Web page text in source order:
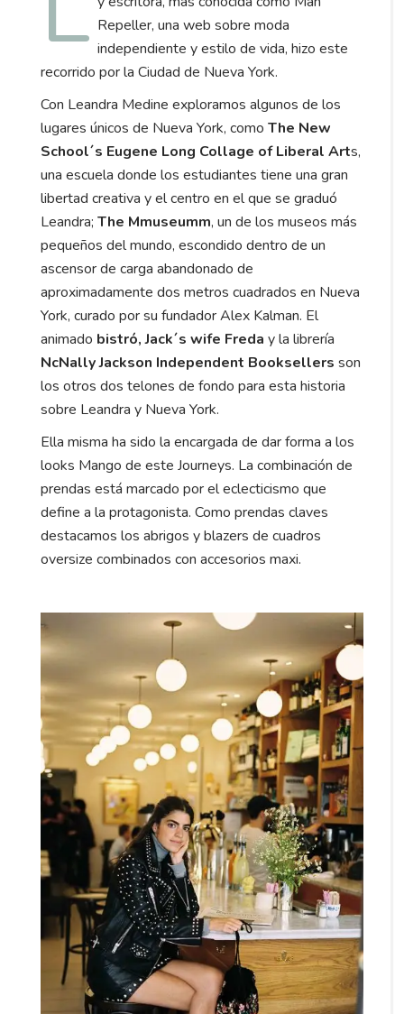
Repeller, una web sobre moda
independiente y estilo de vida, hizo este
recorrido por la Ciudad de Nueva York.
Con Leandra Medine exploramos algunos de los
lugares únicos de Nueva York, como The New
School´s Eugene Long Collage of Liberal Arts,
una escuela donde los estudiantes tiene una gran
libertad creativa y el centro en el que se graduó
Leandra; The Mmuseumm, un de los museos más
pequeños del mundo, escondido dentro de un
ascensor de carga abandonado de
aproximadamente dos metros cuadrados en Nueva
York, curado por su fundador Alex Kalman. El
animado bistró, Jack´s wife Freda y la librería
NcNally Jackson Independent Booksellers son
los otros dos telones de fondo para esta historia
sobre Leandra y Nueva York.
Ella misma ha sido la encargada de dar forma a los
looks Mango de este Journeys. La combinación de
prendas está marcado por el eclecticismo que
define a la protagonista. Como prendas claves
destacamos los abrigos y blazers de cuadros
oversize combinados con accesorios maxi.